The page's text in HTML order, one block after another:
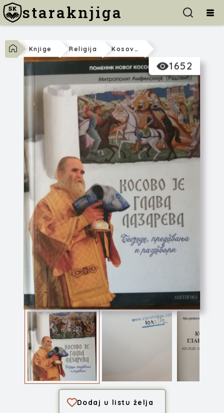
staraknjiga
Knjige Religija Kosovo Je Glava Lazareva
1652
Amfilohije Radović
Kosovo je glava La...
Dodaj u listu želja